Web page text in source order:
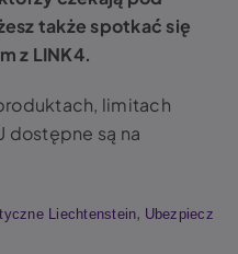
także spotkać się
z LINK4.
limitach
dostępne są na
Liechtenstein, Ubezpiecz